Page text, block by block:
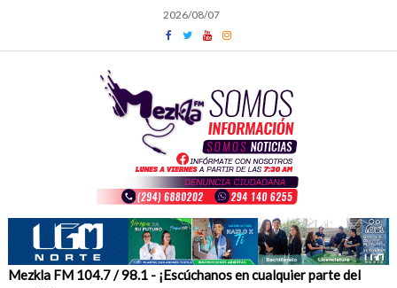
content
2026/08/07
Mezkla FM 104.7 / 98.1 - ¡Escúchanos en cualquier parte del